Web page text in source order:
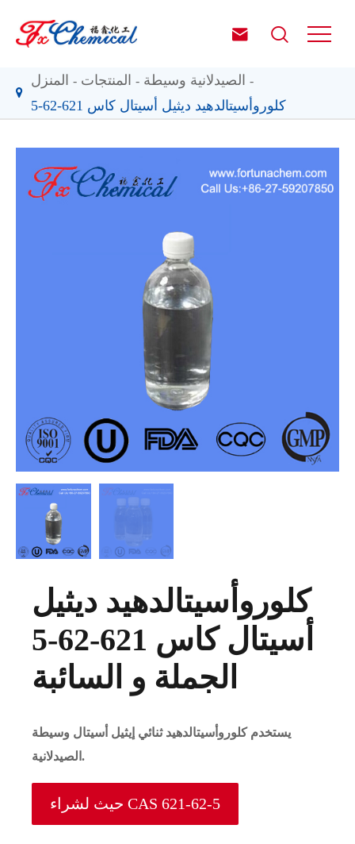
 
المنزل المنتجات
الصيدلانية وسيطة
كلوروأسيتالدهيد ديثيل أسيتال كاس 621-62-5
كلوروأسيتالدهيد ديثيل
أسيتال كاس 621-62-5
الجملة و السائبة
يستخدم كلوروأسيتالدهيد ثنائي إيثيل أسيتال وسيطة
الصيدلانية.
حيث لشراء CAS 621-62-5